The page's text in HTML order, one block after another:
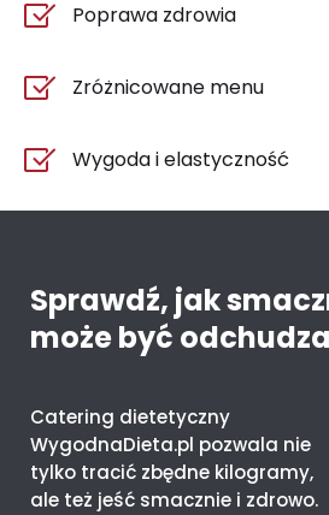
Poprawa zdrowia
Zróżnicowane menu
Wygoda i elastyczność
Sprawdź, jak
może być
Catering dietetyczny
WygodnaDieta.pl pozwala nie
tylko tracić zbędne kilogramy,
ale też jeść smacznie i zdrowo.